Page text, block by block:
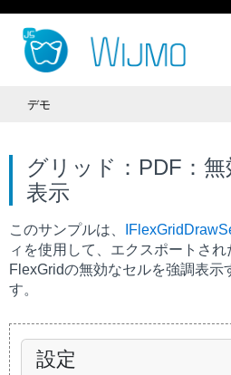
デモ
グリッド：PDF：
表示
このサンプルは、
ィを使用して、エクスポートさ
FlexGridの無効なセルを強調表示
す。